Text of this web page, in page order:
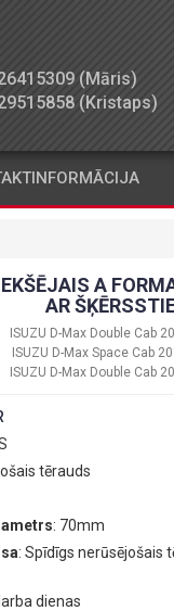
(Māris)
(Kristaps)
A
AR
ISUZU D-Max Double Cab
ISUZU D-Max Space Cab
ISUZU D-Max Double Cab
tērauds
: 70mm
: Spīdīgs nerūsējošais
dienas